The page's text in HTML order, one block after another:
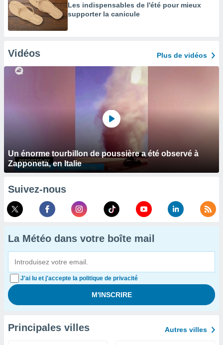
Les indispensables de l'été pour mieux
supporter la canicule
Vidéos Plus de vidéos
Un énorme tourbillon de poussière a été observé à
Zapponeta, en Italie
Suivez-nous
La Météo dans votre boîte mail
J'ai lu et j'accepte la politique de privacité
Principales villes Autres villes